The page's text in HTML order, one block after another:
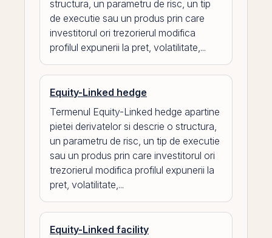
structura, un parametru de risc, un tip
de executie sau un produs prin care
investitorul ori trezorierul modifica
profilul expunerii la pret, volatilitate,...
Equity-Linked hedge
Termenul Equity-Linked hedge apartine
pietei derivatelor si descrie o structura,
un parametru de risc, un tip de executie
sau un produs prin care investitorul ori
trezorierul modifica profilul expunerii la
pret, volatilitate,...
Equity-Linked facility